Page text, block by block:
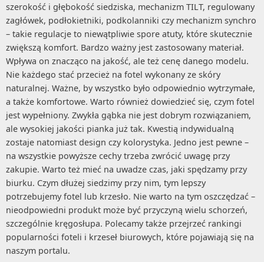
szerokość i głębokość siedziska, mechanizm TILT, regulowany
zagłówek, podłokietniki, podkolanniki czy mechanizm synchro
– takie regulacje to niewątpliwie spore atuty, które skutecznie
zwiększą komfort. Bardzo ważny jest zastosowany materiał.
Wpływa on znacząco na jakość, ale też cenę danego modelu.
Nie każdego stać przecież na fotel wykonany ze skóry
naturalnej. Ważne, by wszystko było odpowiednio wytrzymałe,
a także komfortowe. Warto również dowiedzieć się, czym fotel
jest wypełniony. Zwykła gąbka nie jest dobrym rozwiązaniem,
ale wysokiej jakości pianka już tak. Kwestią indywidualną
zostaje natomiast design czy kolorystyka. Jedno jest pewne –
na wszystkie powyższe cechy trzeba zwrócić uwagę przy
zakupie. Warto też mieć na uwadze czas, jaki spędzamy przy
biurku. Czym dłużej siedzimy przy nim, tym lepszy
potrzebujemy fotel lub krzesło. Nie warto na tym oszczędzać –
nieodpowiedni produkt może być przyczyną wielu schorzeń,
szczególnie kręgosłupa. Polecamy także przejrzeć rankingi
popularności foteli i krzeseł biurowych, które pojawiają się na
naszym portalu.